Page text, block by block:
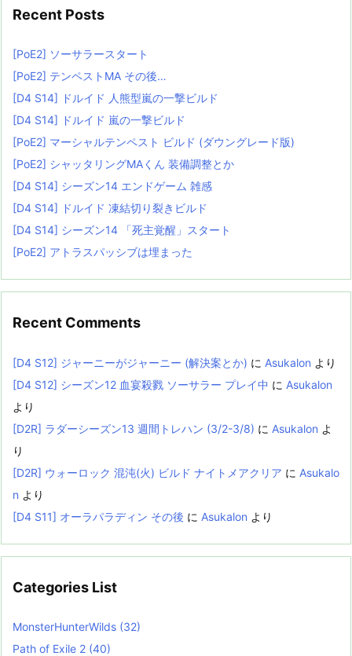
Recent Posts
[PoE2] ソーサラースタート
[PoE2] テンペストMA その後…
[D4 S14] ドルイド 人熊型嵐の一撃ビルド
[D4 S14] ドルイド 嵐の一撃ビルド
[PoE2] マーシャルテンペスト ビルド (ダウングレード版)
[PoE2] シャッタリングMAくん 装備調整とか
[D4 S14] シーズン14 エンドゲーム 雑感
[D4 S14] ドルイド 凍結切り裂きビルド
[D4 S14] シーズン14 「死主覚醒」スタート
[PoE2] アトラスパッシブは埋まった
Recent Comments
[D4 S12] ジャーニーがジャーニー (解決案とか) に Asukalon より
[D4 S12] シーズン12 血宴殺戮 ソーサラー プレイ中 に Asukalon
より
[D2R] ラダーシーズン13 週間トレハン (3/2-3/8) に Asukalon よ
り
[D2R] ウォーロック 混沌(火) ビルド ナイトメアクリア に Asukalo
n より
[D4 S11] オーラパラディン その後 に Asukalon より
Categories List
MonsterHunterWilds (32)
Path of Exile 2 (40)